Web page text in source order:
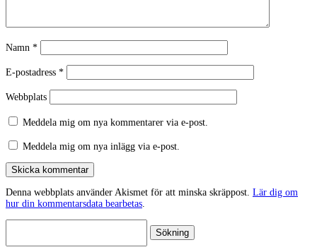
Namn *
E-postadress *
Webbplats
Meddela mig om nya kommentarer via e-post.
Meddela mig om nya inlägg via e-post.
Skicka kommentar
Denna webbplats använder Akismet för att minska skräppost. Lär dig om
hur din kommentarsdata bearbetas